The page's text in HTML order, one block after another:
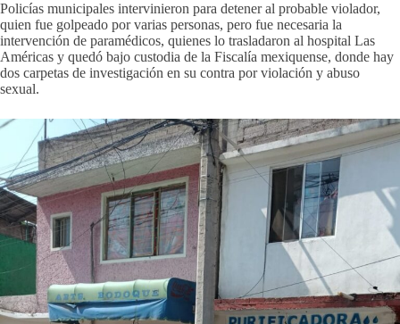
Policías municipales intervinieron para detener al probable violador,
quien fue golpeado por varias personas, pero fue necesaria la
intervención de paramédicos, quienes lo trasladaron al hospital Las
Américas y quedó bajo custodia de la Fiscalía mexiquense, donde hay
dos carpetas de investigación en su contra por violación y abuso
sexual.